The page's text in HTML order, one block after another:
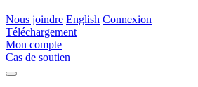
Nous joindre English Connexion
Téléchargement
Mon compte
Cas de soutien